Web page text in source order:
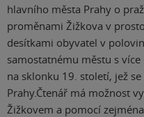
hlavního města Prahy o
proměnami Žižkova v
desítkami obyvatel v
samostatnému městu s
na sklonku 19. století, jež
Prahy.Čtenář má možnost
Žižkovem a pomocí